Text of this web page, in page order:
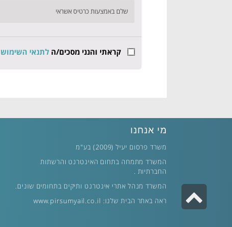
שלם באמצעות כרטיס אשראי
קראתי והנני מסכים/הלתנאי השימוש
מי אנחנו
משרד פרסום יעיל (2009) בע"מ
המשרד מתמחה בתחום האינטרנט והרשתות
החברתיות .
המשרד מנהל אתרי אינטרנט ותיקים בתחומים שונים.
ראה באתר הבית שלנו: www.pirsumyail.co.il גלילה
לראש